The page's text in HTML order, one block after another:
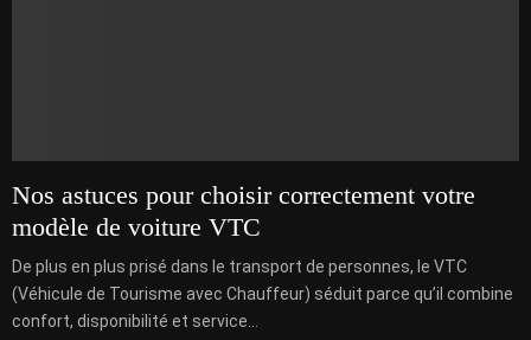
Nos astuces pour choisir correctement votre
modèle de voiture VTC
De plus en plus prisé dans le transport de personnes, le VTC
(Véhicule de Tourisme avec Chauffeur) séduit parce qu’il combine
confort, disponibilité et service...